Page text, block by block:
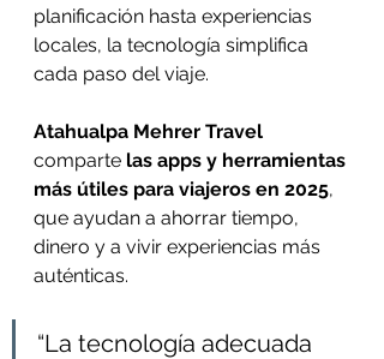
planificación hasta experiencias
locales, la tecnología simplifica
cada paso del viaje.
Atahualpa Mehrer Travel
comparte las apps y herramientas
más útiles para viajeros en 2025,
que ayudan a ahorrar tiempo,
dinero y a vivir experiencias más
auténticas.
“La tecnología adecuada